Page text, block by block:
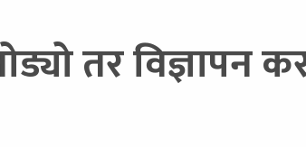
तर विज्ञापन